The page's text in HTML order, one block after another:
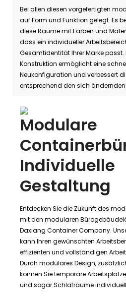
Bei allen diesen vorgefertigten
auf Form und Funktion gelegt. Es
diese Räume mit Farben und
dass ein individueller
Gesamtidentität Ihrer Marke
Konstruktion ermöglicht eine
Neukonfiguration und verbessert
entsprechend den sich
Modulare
Individuelle
Gestaltung
Entdecken Sie die Zukunft des
mit den modularen
Daxiang Container Company.
kann Ihren gewünschten
effizienten und vollständigen
Durch modulares Design,
können Sie temporäre
und sogar Schlafräume